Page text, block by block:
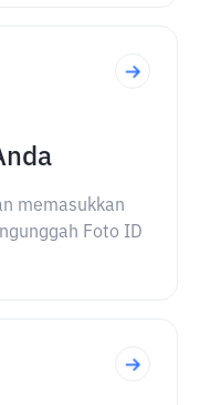
memasukkan
Foto ID